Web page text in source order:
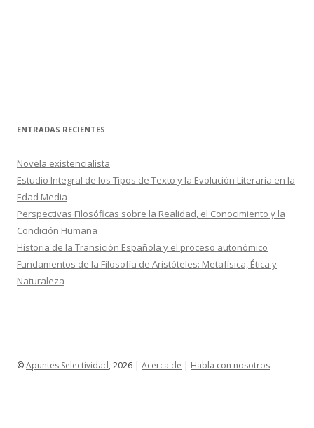
ENTRADAS RECIENTES
Novela existencialista
Estudio Integral de los Tipos de Texto y la Evolución Literaria en la
Edad Media
Perspectivas Filosóficas sobre la Realidad, el Conocimiento y la
Condición Humana
Historia de la Transición Española y el proceso autonómico
Fundamentos de la Filosofía de Aristóteles: Metafísica, Ética y
Naturaleza
©Apuntes Selectividad, 2026 | Acerca de | Habla con nosotros